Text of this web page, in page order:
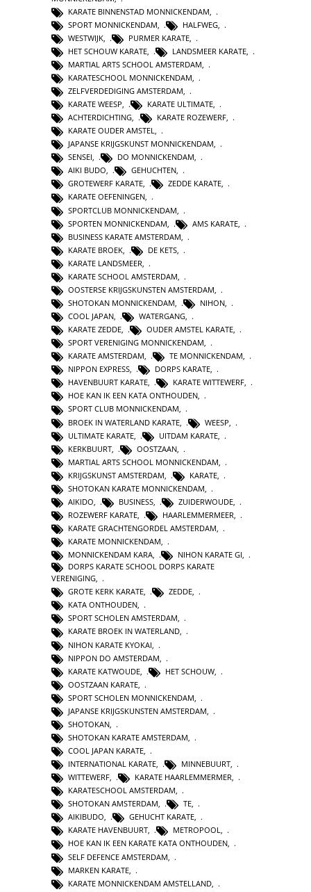
KARATE BINNENSTAD MONNICKENDAM
SPORT MONNICKENDAM
HALFWEG
WESTWIJK
PURMER KARATE
HET SCHOUW KARATE
LANDSMEER KARATE
MARTIAL ARTS SCHOOL AMSTERDAM
KARATESCHOOL MONNICKENDAM
ZELFVERDEDIGING AMSTERDAM
KARATE WEESP, KARATE ULTIMATE,
ACHTERDICHTING, KARATE ROZEWERF,
KARATE OUDER AMSTEL,
JAPANSE KRIJGSKUNST MONNICKENDAM,
SENSEI, DO MONNICKENDAM,
AIKI BUDO, GEHUCHTEN,
GROTEWERF KARATE, ZEDDE KARATE,
KARATE OEFENINGEN,
SPORTCLUB MONNICKENDAM
SPORTEN MONNICKENDAM
AMS KARATE
BUSINESS KARATE AMSTERDAM
KARATE BROEK
DE KETS
KARATE LANDSMEER
KARATE SCHOOL AMSTERDAM
OOSTERSE KRIJGSKUNSTEN AMSTERDAM
SHOTOKAN MONNICKENDAM
NIHON
COOL JAPAN, WATERGANG,
KARATE ZEDDE, OUDER AMSTEL KARATE,
SPORT VERENIGING MONNICKENDAM,
KARATE AMSTERDAM, TE MONNICKENDAM,
NIPPON EXPRESS, DORPS KARATE,
HAVENBUURT KARATE, KARATE WITTEWERF,
HOE KAN IK EEN KATA ONTHOUDEN,
SPORT CLUB MONNICKENDAM,
BROEK IN WATERLAND KARATE
WEESP
ULTIMATE KARATE
UITDAM KARATE
KERKBUURT
OOSTZAAN
MARTIAL ARTS SCHOOL MONNICKENDAM
KRIJGSKUNST AMSTERDAM
KARATE
SHOTOKAN KARATE MONNICKENDAM
AIKIDO
BUSINESS ZUIDERWOUDE
ROZEWERF KARATE
HAARLEMMERMEER
KARATE GRACHTENGORDEL AMSTERDAM,
KARATE MONNICKENDAM,
MONNICKENDAM KARA, NIHON KARATE GI,
DORPS KARATE SCHOOL DORPS KARATE
VERENIGING,
GROTE KERK KARATE, ZEDDE,
KATA ONTHOUDEN,
SPORT SCHOLEN AMSTERDAM,
KARATE BROEK IN WATERLAND,
NIHON KARATE KYOKAI
NIPPON DO AMSTERDAM
KARATE KATWOUDE
HET SCHOUW
OOSTZAAN KARATE
SPORT SCHOLEN MONNICKENDAM
JAPANSE KRIJGSKUNSTEN AMSTERDAM
SHOTOKAN
SHOTOKAN KARATE AMSTERDAM
COOL JAPAN KARATE,
INTERNATIONAL KARATE, MINNEBUURT,
WITTEWERF, KARATE HAARLEMMERMER,
KARATESCHOOL AMSTERDAM,
SHOTOKAN AMSTERDAM, TE,
AIKIBUDO, GEHUCHT KARATE,
KARATE HAVENBUURT, METROPOOL,
HOE KAN IK EEN KARATE KATA ONTHOUDEN,
SELF DEFENCE AMSTERDAM
MARKEN KARATE
KARATE MONNICKENDAM AMSTELLAND